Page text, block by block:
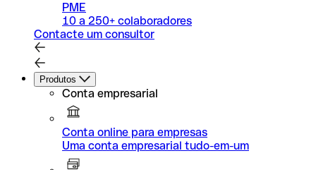
PME
10 a 250+ colaboradores
Contacte um consultor
Produtos
Conta empresarial
Conta online para empresas
Uma conta empresarial tudo-em-um